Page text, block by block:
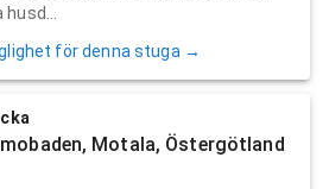
för denna stuga →
Motala, Östergötland